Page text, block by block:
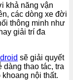
khả năng vận
các dòng xe đời
thông minh như
giải trí đa
sẽ giải quyết
dàng thao tác, tra
nội thất.